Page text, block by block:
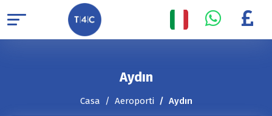
Aydın
Casa Aeroporti Aydın